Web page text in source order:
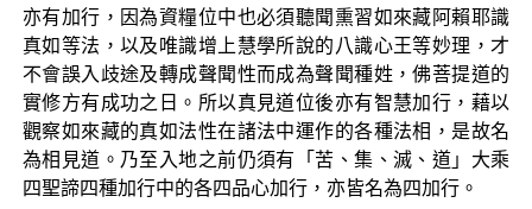
亦有加行，因為資糧位中也必須聽聞熏習如來藏阿賴耶識
真如等法，以及唯識增上慧學所說的八識心王等妙理，才
不會誤入歧途及轉成聲聞性而成為聲聞種姓，佛菩提道的
實修方有成功之日。所以真見道位後亦有智慧加行，藉以
觀察如來藏的真如法性在諸法中運作的各種法相，是故名
為相見道。乃至入地之前仍須有「苦、集、滅、道」大乘
四聖諦四種加行中的各四品心加行，亦皆名為四加行。